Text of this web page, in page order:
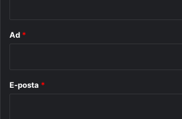
Ad *
E-posta *